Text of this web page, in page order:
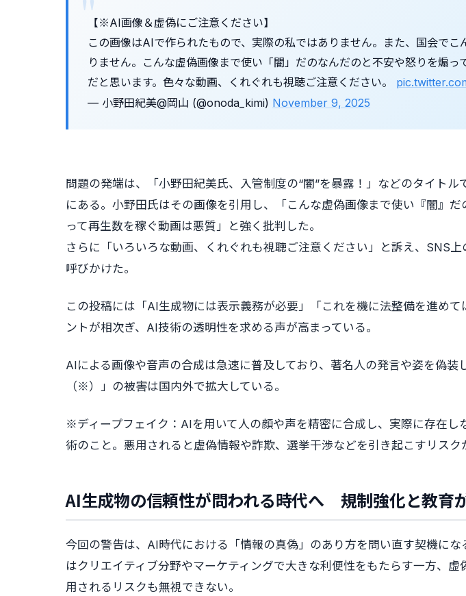
【※AI画像＆虚偽にご注意ください】
この画像はAIで作られたもので、実際の私ではありません。また、国会でこ
りません。こんな虚偽画像まで使い「闇」だのなんだのと不安や怒りを煽っ
だと思います。色々な動画、くれぐれも視聴ご注意ください。
— 小野田紀美@岡山 (@onoda_kimi) November 9, 2025
問題の発端は、「小野田紀美氏、入管制度の“闇”を暴露！」などのタイトル
にある。小野田氏はその画像を引用し、「こんな虚偽画像まで使い『闇』
って再生数を稼ぐ動画は悪質」と強く批判した。
さらに「いろいろな動画、くれぐれも視聴ご注意ください」と訴え、SNS
呼びかけた。
この投稿には「AI生成物には表示義務が必要」「これを機に法整備を進め
ントが相次ぎ、AI技術の透明性を求める声が高まっている。
AIによる画像や音声の合成は急速に普及しており、著名人の発言や姿を偽装
（※）」の被害は国内外で拡大している。
※ディープフェイク：AIを用いて人の顔や声を精密に合成し、実際に存在し
術のこと。悪用されると虚偽情報や詐欺、選挙干渉などを引き起こすリスク
AI生成物の信頼性が問われる時代へ 規制強化と教育
今回の警告は、AI時代における「情報の真偽」のあり方を問い直す契機に
はクリエイティブ分野やマーケティングで大きな利便性をもたらす一方、虚
用されるリスクも無視できない。